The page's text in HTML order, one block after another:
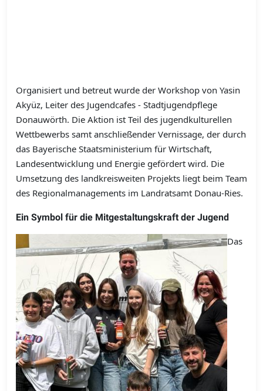
Organisiert und betreut wurde der Workshop von Yasin
Akyüz, Leiter des Jugendcafes - Stadtjugendpflege
Donauwörth. Die Aktion ist Teil des jugendkulturellen
Wettbewerbs samt anschließender Vernissage, der durch
das Bayerische Staatsministerium für Wirtschaft,
Landesentwicklung und Energie gefördert wird. Die
Umsetzung des landkreisweiten Projekts liegt beim Team
des Regionalmanagements im Landratsamt Donau-Ries.
Ein Symbol für die Mitgestaltungskraft der Jugend
Das